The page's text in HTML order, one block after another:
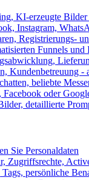
KI-erzeugte
Instagram,
Registrierungs-
Funnels
Kundenbetreuung -
beliebte
oder
detaillierte
Sie Personaldaten
Zugriffsrechte,
persönliche